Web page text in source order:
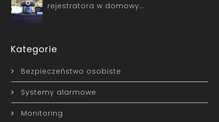
rejestratora w domowy…
Kategorie
Bezpieczeństwo osobiste
Systemy alarmowe
Monitoring